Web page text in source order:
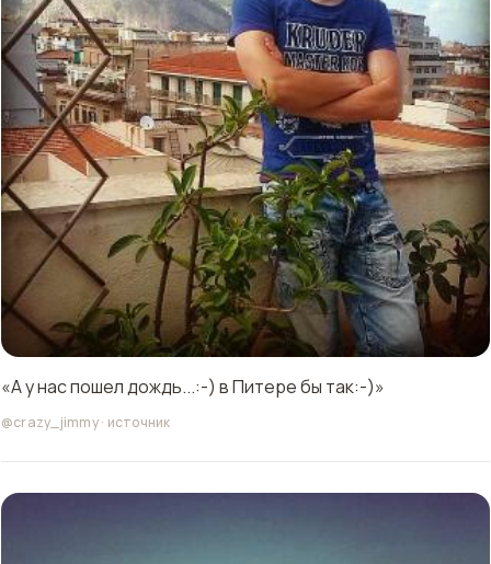
«А у нас пошел дождь...:-) в Питере бы так:-)»
@crazy_jimmy· источник